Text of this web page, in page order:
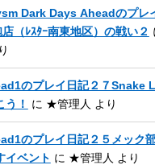
Dark Days Aheadのプレ
（ﾚｽﾀｰ南東地区）の戦い２
のプレイ日記２７Snake
う！
に ★管理人 より
のプレイ日記２５メック
イベント に ★管理人 より